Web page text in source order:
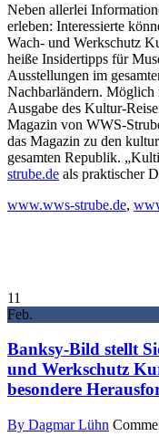
Neben allerlei
erleben: Interessierte
Wach- und Werkschutz
heiße Insidertipps für
Ausstellungen im
Nachbarländern. Möglich
Ausgabe des Kultur-
Magazin von WWS-
das Magazin zu den
gesamten Republik.
strube.de als praktischer
www.wws-strube.de,
11
Feb.
Banksy-Bild stellt
und Werkschutz
besondere
By Dagmar Lühn